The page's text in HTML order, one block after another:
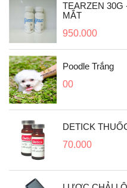
TEARZEN
MẮT
950.000
Poodle Trắng
00
DETICK
70.000